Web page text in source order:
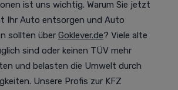
ist uns wichtig. Warum Sie jetzt
Ihr Auto entsorgen und Auto
sollten über Goklever.de? Viele alte
sind oder keinen TÜV mehr
und belasten die Umwelt durch
Unsere Profis zur KFZ